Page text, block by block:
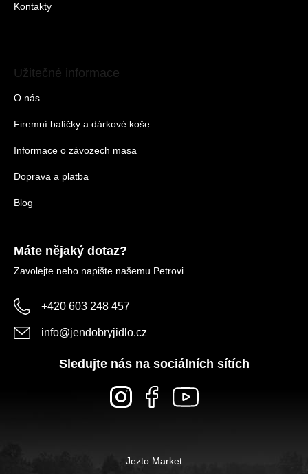
Kontakty
Užitečné informace
O nás
Firemní balíčky a dárkové koše
Informace o závozech masa
Doprava a platba
Blog
Máte nějaký dotaz?
Zavolejte nebo napište našemu Petrovi.
+420 603 248 457
info@jendobryjidlo.cz
Sledujte nás na sociálních sítích
Jezto Market